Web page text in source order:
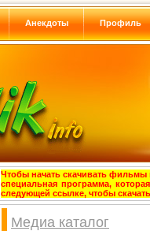
Анекдоты Профиль
Чтобы начать скачивать фильмы
специальная программа,
следующей ссылке, чтобы
Медиа каталог